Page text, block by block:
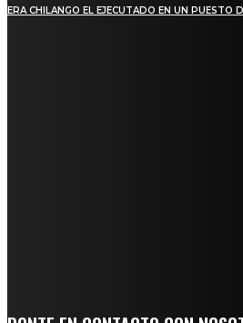
ERA CHILANGO EL EJECUTADO EN UN PUESTO